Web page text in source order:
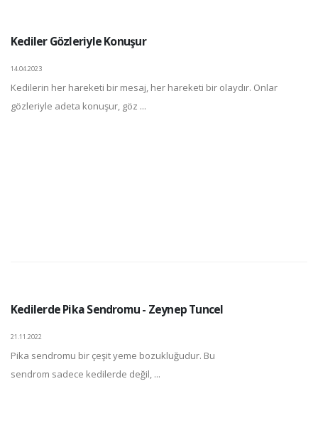
Kediler Gözleriyle Konuşur
14.04.2023
Kedilerin her hareketi bir mesaj, her hareketi bir olaydır. Onlar
gözleriyle adeta konuşur, göz ...
Kedilerde Pika Sendromu - Zeynep Tuncel
21.11.2022
Pika sendromu bir çeşit yeme bozukluğudur. Bu
sendrom sadece kedilerde değil, ...